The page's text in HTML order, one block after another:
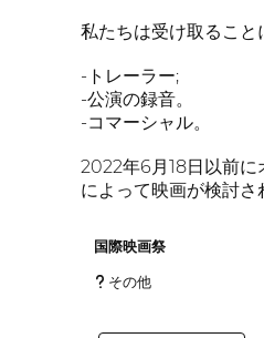
私たちは受け取ること
-トレーラー;
-公演の録音。
-コマーシャル。
2022年6月18日以前に
によって映画が検討さ
国際映画祭
その他